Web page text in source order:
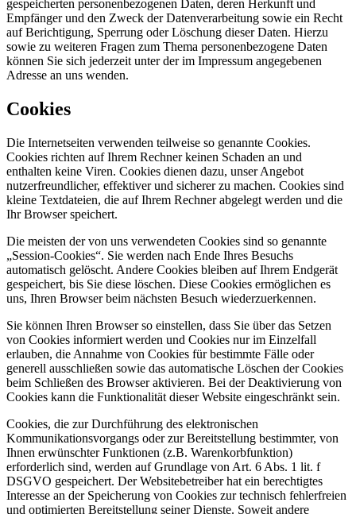
gespeicherten personenbezogenen Daten, deren Herkunft und
Empfänger und den Zweck der Datenverarbeitung sowie ein Recht
auf Berichtigung, Sperrung oder Löschung dieser Daten. Hierzu
sowie zu weiteren Fragen zum Thema personenbezogene Daten
können Sie sich jederzeit unter der im Impressum angegebenen
Adresse an uns wenden.
Cookies
Die Internetseiten verwenden teilweise so genannte Cookies.
Cookies richten auf Ihrem Rechner keinen Schaden an und
enthalten keine Viren. Cookies dienen dazu, unser Angebot
nutzerfreundlicher, effektiver und sicherer zu machen. Cookies sind
kleine Textdateien, die auf Ihrem Rechner abgelegt werden und die
Ihr Browser speichert.
Die meisten der von uns verwendeten Cookies sind so genannte
„Session-Cookies“. Sie werden nach Ende Ihres Besuchs
automatisch gelöscht. Andere Cookies bleiben auf Ihrem Endgerät
gespeichert, bis Sie diese löschen. Diese Cookies ermöglichen es
uns, Ihren Browser beim nächsten Besuch wiederzuerkennen.
Sie können Ihren Browser so einstellen, dass Sie über das Setzen
von Cookies informiert werden und Cookies nur im Einzelfall
erlauben, die Annahme von Cookies für bestimmte Fälle oder
generell ausschließen sowie das automatische Löschen der Cookies
beim Schließen des Browser aktivieren. Bei der Deaktivierung von
Cookies kann die Funktionalität dieser Website eingeschränkt sein.
Cookies, die zur Durchführung des elektronischen
Kommunikationsvorgangs oder zur Bereitstellung bestimmter, von
Ihnen erwünschter Funktionen (z.B. Warenkorbfunktion)
erforderlich sind, werden auf Grundlage von Art. 6 Abs. 1 lit. f
DSGVO gespeichert. Der Websitebetreiber hat ein berechtigtes
Interesse an der Speicherung von Cookies zur technisch fehlerfreien
und optimierten Bereitstellung seiner Dienste. Soweit andere